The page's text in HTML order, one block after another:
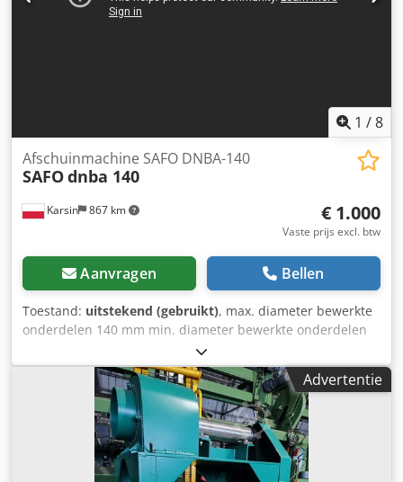
1 /8
Karsin 867 km
Afschuinmachine SAFO DNBA-140
SAFOdnba 140
€ 1.000
Vaste prijs excl. btw
Aanvragen Bellen
Toestand: uitstekend (gebruikt), max. diameter bewerkte
onderdelen 140 mm min. diameter bewerkte onderdelen
40 mm 2-messen kop willekeurige lengte van bewerkte
onderdelen motor 2,2 kW diameter afzuigaansluiting 120
mm afmetingen (l/b/h) 950x520x1100 mm Djdpfsw Twkrex
Apmock gewicht 95 kg
Advertentie